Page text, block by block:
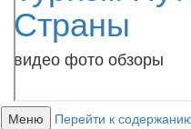
Страны
видео фото обзоры
Меню
Перейти к